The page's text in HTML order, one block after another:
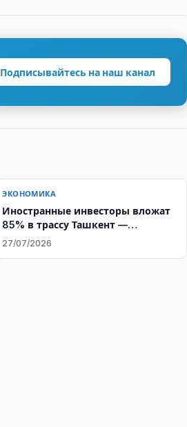
Подписывайтесь на наш канал
ЭКОНОМИКА
Иностранные инвесторы вложат
85% в трассу Ташкент —
Самарканд
27/07/2026